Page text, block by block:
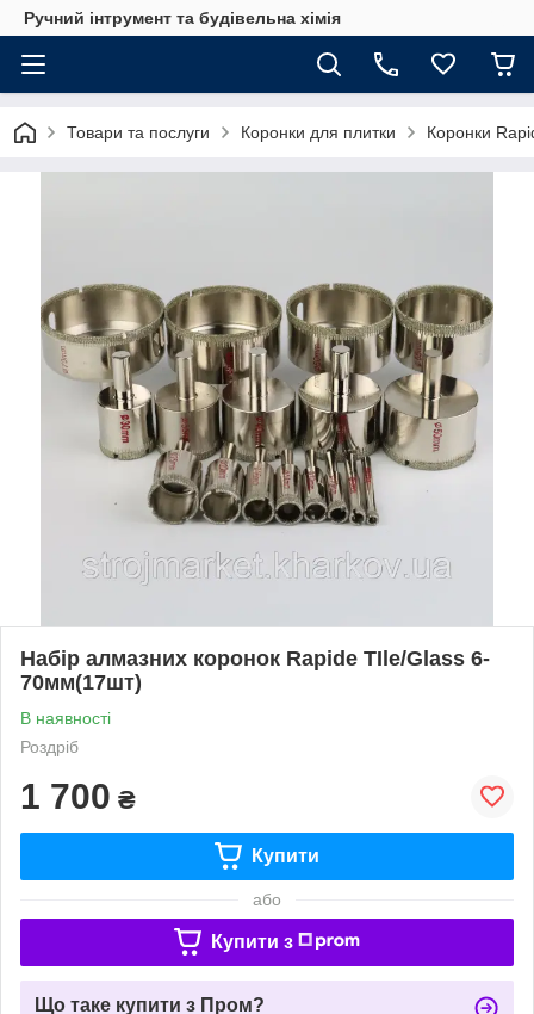
Ручний інтрумент та будівельна хімія
Товари та послуги Коронки для плитки Коронки
Набір алмазних коронок Rapide TIle/Glass 6-
70мм(17шт)
В наявності
Роздріб
1 700 ₴
Купити
або
Купити з
Що таке купити з Пром?